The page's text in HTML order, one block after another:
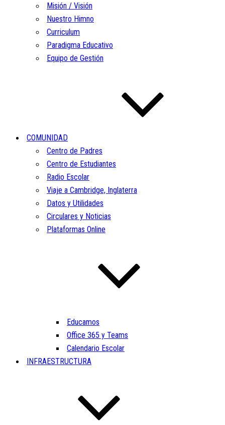
Misión / Visión
Nuestro Himno
Curriculum
Paradigma Educativo
Equipo de Gestión
COMUNIDAD
Centro de Padres
Centro de Estudiantes
Radio Escolar
Viaje a Cambridge, Inglaterra
Datos y Utilidades
Circulares y Noticias
Plataformas Online
Educamos
Office 365 y Teams
Calendario Escolar
INFRAESTRUCTURA